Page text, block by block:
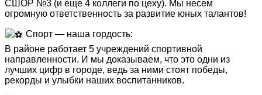
Фитнес занятия
Фитнес, аэробика
Детский фитнес с элементами самообороны
СШОР №3 (и еще 4 коллеги по цеху). Мы несем
огромную ответственность за развитие юных талантов!
Спорт — наша гордость:
В районе работает 5 учреждений спортивной
направленности. И мы доказываем, что это одни из
лучших цифр в городе, ведь за ними стоят победы,
рекорды и улыбки наших воспитанников.